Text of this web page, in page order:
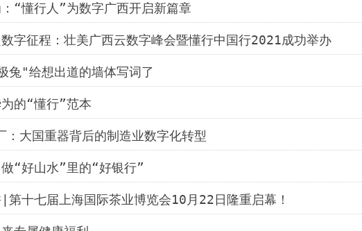
“懂行人”为数字广西开启新篇章
字征程：壮美广西云数字峰会暨懂行中国行2021成功举办
兔"给想出道的墙体写词了
的“懂行”范本
：大国重器背后的制造业数字化转型
“好山水”里的“好银行”
十七届上海国际茶业博览会10月22日隆重启幕！